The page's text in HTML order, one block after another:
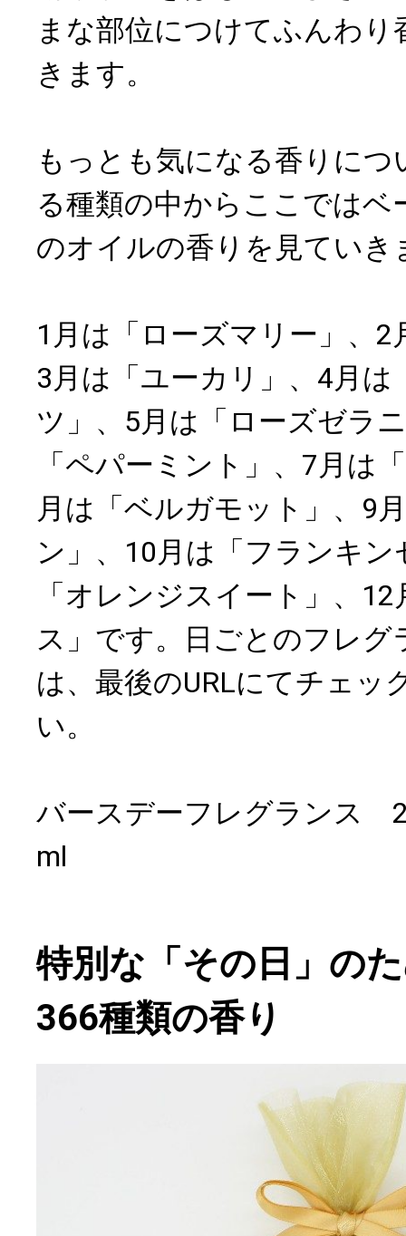
まな部位につけてふんわ
きます。
もっとも気になる香りに
る種類の中からここではベ
のオイルの香りを見ていき
1月は「ローズマリー」、2
3月は「ユーカリ」、4月は
ツ」、5月は「ローズゼラ
「ペパーミント」、7月は
月は「ベルガモット」、9
ン」、10月は「フランキ
「オレンジスイート」、
ス」です。日ごとのフレグ
は、最後のURLにてチェッ
い。
バースデーフレグランス
ml
特別な「その日」の
366種類の香り